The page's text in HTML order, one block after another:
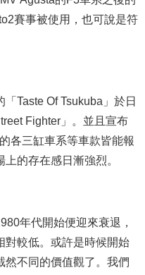
賽事被使用，也可說是符
Taste Of Tsukuba」於日
Fighter」。並且宣布
各三缸車系等車款皆能報
的存在感日漸強烈。
年代開始便迎來衰退，
對較低。或許是時候開始
然不同的價值觀了。我們